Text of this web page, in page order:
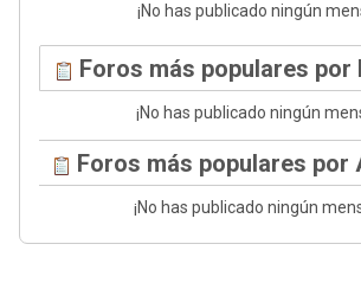
¡No has publicado ningún
Foros más populares por
¡No has publicado ningún
Foros más populares por
¡No has publicado ningún